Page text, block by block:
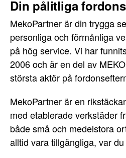
Din pålitliga
MekoPartner är din trygga
personliga och förmånliga
på hög service. Vi har
2006 och är en del av
största aktör på
MekoPartner är en
med etablerade verkstäder
både små och medelstora
alltid vara tillgängliga, var